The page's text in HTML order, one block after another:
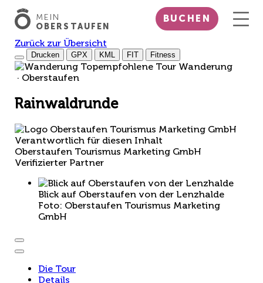
MEIN
OBERSTAUFEN
BUCHEN
Zurück zur Übersicht
Drucken GPX KML FIT Fitness
Topempfohlene Tour Wanderung
· Oberstaufen
Rainwaldrunde
Verantwortlich für diesen Inhalt
Oberstaufen Tourismus Marketing GmbH
Verifizierter Partner
Blick auf Oberstaufen von der Lenzhalde
Foto: Oberstaufen Tourismus Marketing
GmbH
Die Tour
Details